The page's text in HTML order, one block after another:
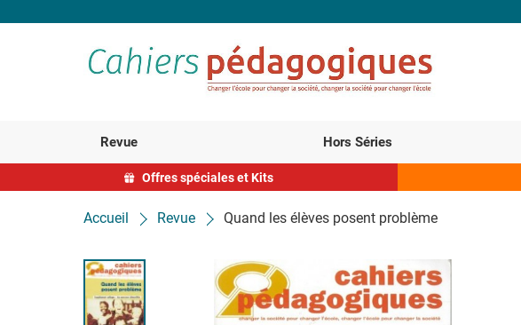
Revue Hors Séries
Offres spéciales et Kits
Accueil Revue Quand les élèves posent problème